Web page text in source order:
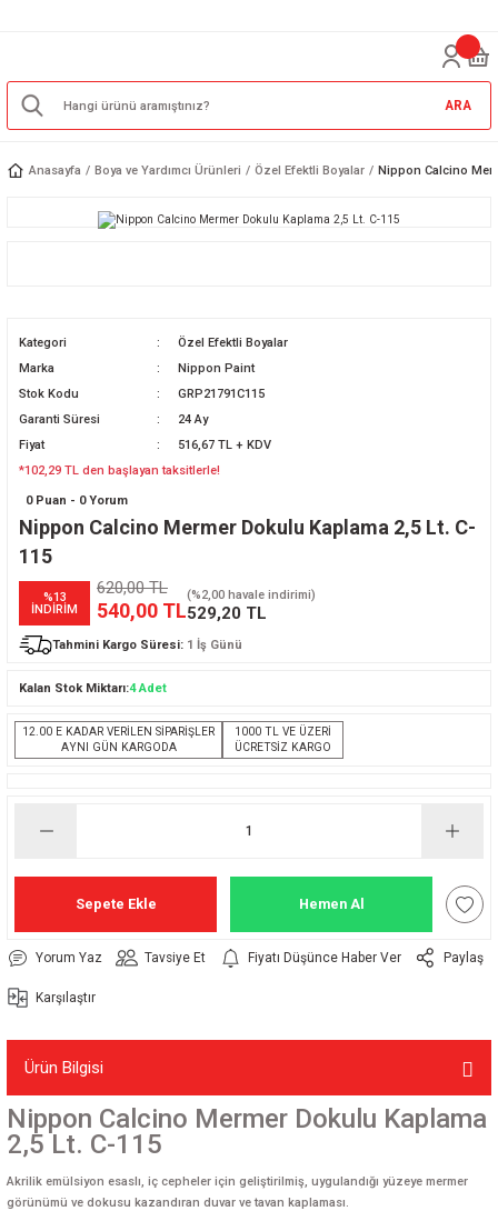
ARA
Anasayfa Boya ve Yardımcı Ürünleri Özel Efektli Boyalar Nippon Calcino
Kategori
Özel Efektli Boyalar
Marka
Nippon Paint
Stok Kodu
GRP21791C115
Garanti Süresi
24 Ay
Fiyat
516,67 TL + KDV
*102,29 TL den başlayan taksitlerle!
0 Puan - 0 Yorum
Nippon Calcino Mermer Dokulu Kaplama 2,5 Lt. C-
115
%13
İNDİRİM
620,00 TL
540,00 TL
(%2,00 havale indirimi)
529,20 TL
Tahmini Kargo Süresi: 1 İş Günü
Kalan Stok Miktarı:4 Adet
12.00 E KADAR VERİLEN SİPARİŞLER
AYNI GÜN KARGODA
1000 TL VE ÜZERİ
ÜCRETSİZ KARGO
Sepete Ekle Hemen Al
Yorum Yaz Tavsiye Et Fiyatı Düşünce Haber Ver Paylaş
Karşılaştır
Ürün Bilgisi
Nippon Calcino Mermer Dokulu Kaplama
2,5 Lt. C-115
Akrilik emülsiyon esaslı, iç cepheler için geliştirilmiş, uygulandığı yüzeye mermer
görünümü ve dokusu kazandıran duvar ve tavan kaplaması.